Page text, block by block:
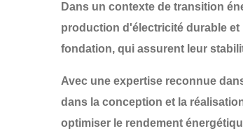
Dans un contexte de transition
production d'électricité durable et
fondation, qui assurent leur
Avec une expertise reconnue
dans la conception et la
optimiser le rendement